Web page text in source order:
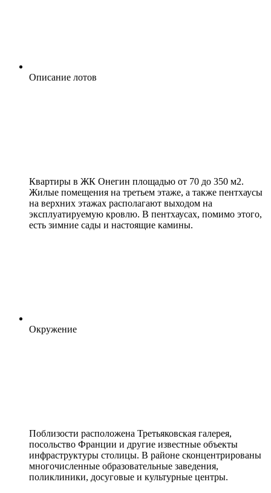
Описание лотов
Квартиры в ЖК Онегин площадью от 70 до 350 м2.
Жилые помещения на третьем этаже, а также пентхаусы
на верхних этажах располагают выходом на
эксплуатируемую кровлю. В пентхаусах, помимо этого,
есть зимние сады и настоящие камины.
Окружение
Поблизости расположена Третьяковская галерея,
посольство Франции и другие известные объекты
инфраструктуры столицы. В районе сконцентрированы
многочисленные образовательные заведения,
поликлиники, досуговые и культурные центры.